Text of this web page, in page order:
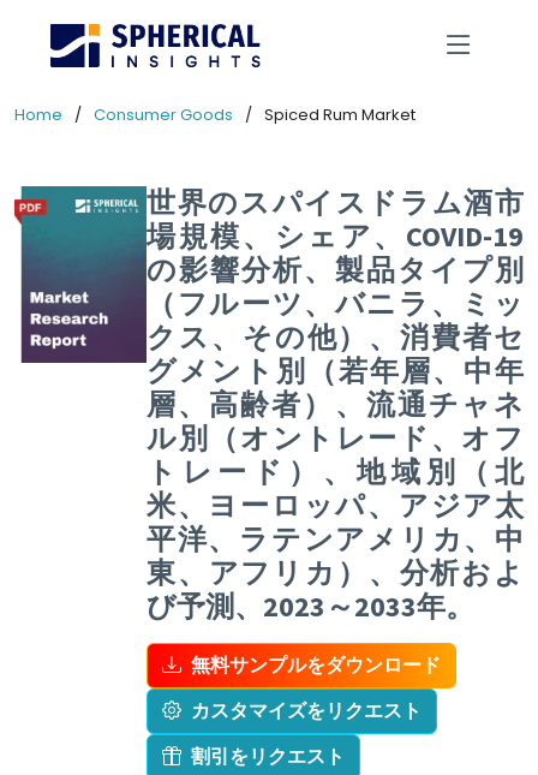
Home Consumer Goods Spiced Rum Market
世界のスパイスドラム酒市
場規模、シェア、COVID-19
の影響分析、製品タイプ別
（フルーツ、バニラ、ミッ
クス、その他）、消費者セ
グメント別（若年層、中年
層、高齢者）、流通チャネ
ル別（オントレード、オフ
トレード）、地域別（北
米、ヨーロッパ、アジア太
平洋、ラテンアメリカ、中
東、アフリカ）、分析およ
び予測、2023～2033年。
無料サンプルをダウンロード
カスタマイズをリクエスト
割引をリクエスト